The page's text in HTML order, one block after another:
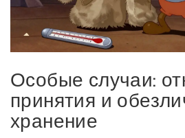
Особые случаи:
принятия и
хранение